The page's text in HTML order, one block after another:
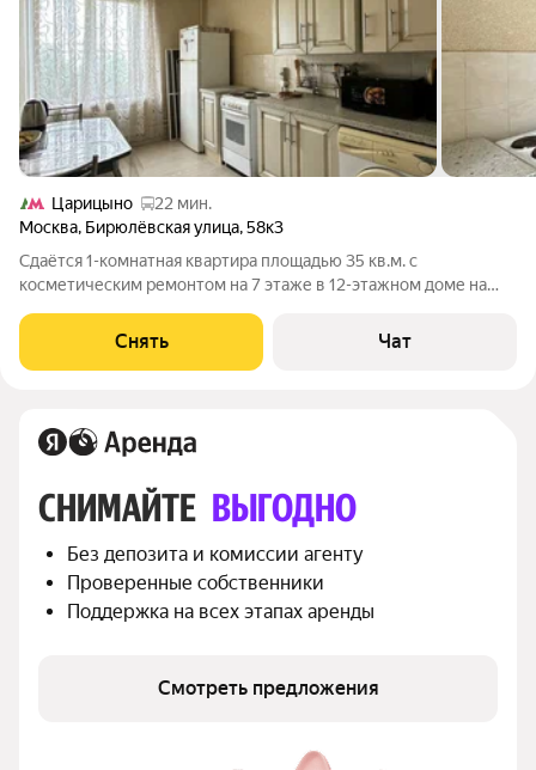
Царицыно
22 мин.
Москва, Бирюлёвская улица,58к3
Сдаётся 1-комнатная квартира площадью 35 кв.м. с
косметическим ремонтом на 7 этаже в 12-этажном доме на
Стиральная машина Холодильник Микроволновка Дом -
панельный, окна выходят во
Снять Чат
СНИМАЙТЕ ВЫГОДНО
Без депозита и комиссии агенту
Проверенные собственники
Поддержка на всех этапах аренды
Смотреть предложения